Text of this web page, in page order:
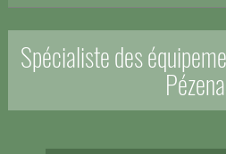
Spécialiste des